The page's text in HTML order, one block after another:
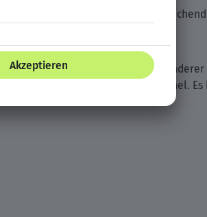
wenigsten generieren eine
ist aber ohnehin oft ein anderer
der Kanäle sein sollte», so Riechel.